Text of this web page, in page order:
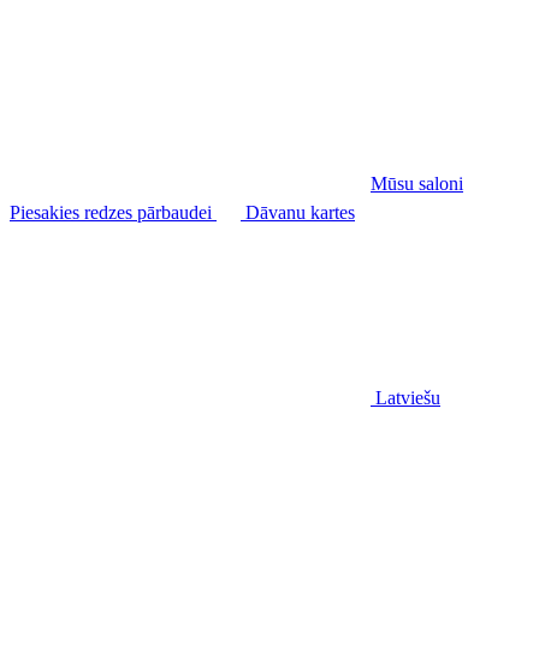
Mūsu saloni
Piesakies redzes pārbaudei
Dāvanu kartes
Latviešu